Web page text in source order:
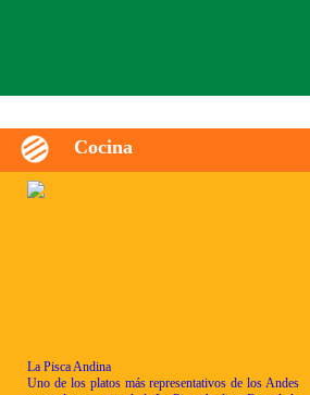
Cocina
La Pisca Andina
Uno de los platos más representativos de los Andes